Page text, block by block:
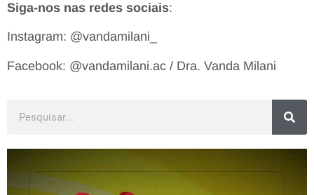
Siga-nos nas redes sociais:
Instagram: @vandamilani_
Facebook: @vandamilani.ac / Dra. Vanda Milani